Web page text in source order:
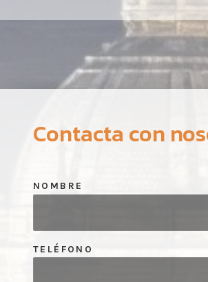
Contacta con
NOMBRE
TELÉFONO